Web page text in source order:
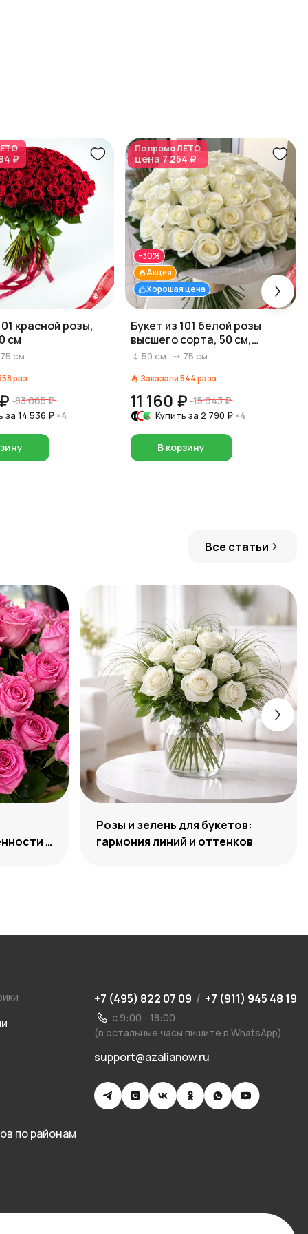
₽
красной розы,
см
75 см
раз
83 065 ₽
за14 536 ₽ ×4
По промоЛЕТО
цена 7 254 ₽
Хорошая цена
Акция
-30%
Букет из 101 белой розы
высшего сорта, 50 см,
Россия
50 см 75 см
Заказали544раза
11 160 ₽ 15 943 ₽
Купить за 2 790 ₽ ×4
В корзину
Все статьи
и
Розы и зелень для букетов:
гармония линий и оттенков
по районам
+7 (495) 822 07 09 / +7 (911) 945 48 19
с 9:00 - 18:00
(в остальные часы пишите в WhatsApp)
support@azalianow.ru